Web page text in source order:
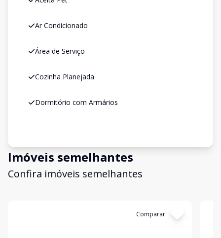
Ar Condicionado
Área de Serviço
Cozinha Planejada
Dormitório com Armários
Imóveis semelhantes
Confira imóveis semelhantes
Comparar